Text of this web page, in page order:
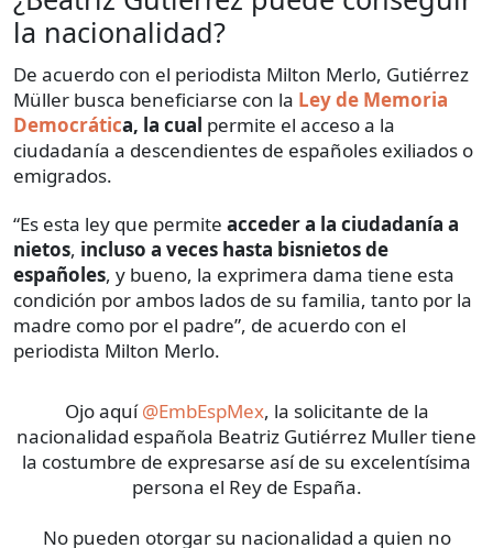
la nacionalidad?
De acuerdo con el periodista Milton Merlo, Gutiérrez
Müller busca beneficiarse con la Ley de Memoria
Democrática, la cual permite el acceso a la
ciudadanía a descendientes de españoles exiliados o
emigrados.
“Es esta ley que permite acceder a la ciudadanía a
nietos, incluso a veces hasta bisnietos de
españoles, y bueno, la exprimera dama tiene esta
condición por ambos lados de su familia, tanto por la
madre como por el padre”, de acuerdo con el
periodista Milton Merlo.
Ojo aquí@EmbEspMex, la solicitante de la
nacionalidad española Beatriz Gutiérrez Muller tiene
la costumbre de expresarse así de su excelentísima
persona el Rey de España.
No pueden otorgar su nacionalidad a quien no